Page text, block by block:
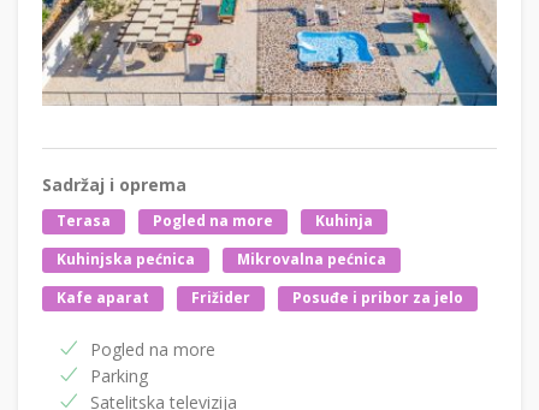
Sadržaj i oprema
Terasa Pogled na more
Kuhinja
Kuhinjska pećnica
Mikrovalna pećnica
Kafe aparat
Frižider Posuđe i pribor za jelo
Pogled na more
Parking
Satelitska televizija